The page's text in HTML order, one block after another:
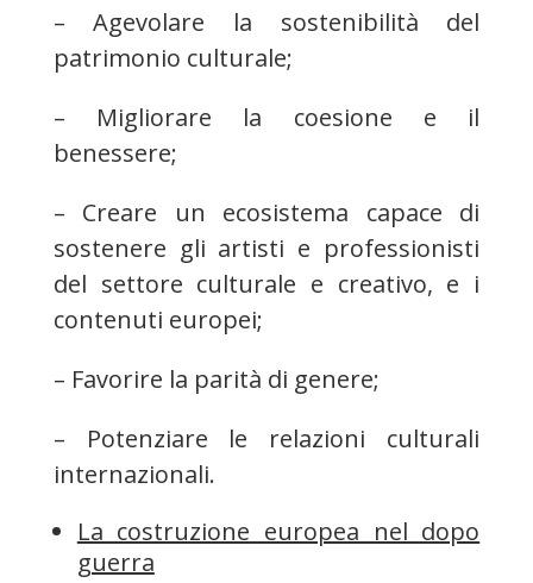
– Agevolare la sostenibilità del
patrimonio culturale;
– Migliorare la coesione e il
benessere;
– Creare un ecosistema capace di
sostenere gli artisti e professionisti
del settore culturale e creativo, e i
contenuti europei;
– Favorire la parità di genere;
– Potenziare le relazioni culturali
internazionali.
La costruzione europea nel dopo
guerra